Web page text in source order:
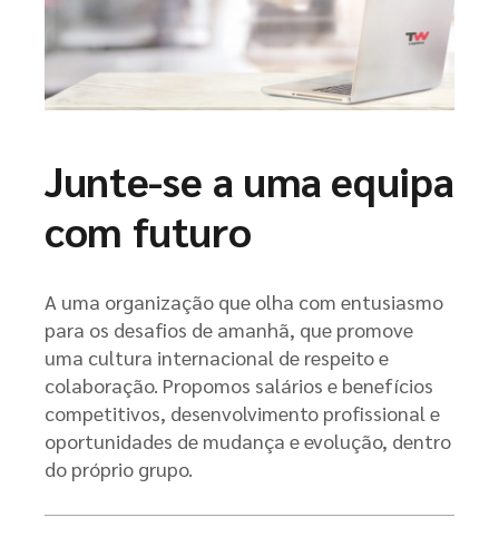
Junte-se a uma equipa
com futuro
A uma organização que olha com entusiasmo
para os desafios de amanhã, que promove
uma cultura internacional de respeito e
colaboração. Propomos salários e benefícios
competitivos, desenvolvimento profissional e
oportunidades de mudança e evolução, dentro
do próprio grupo.